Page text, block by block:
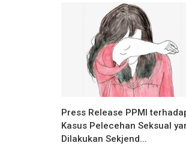
Press Release PPMI
Kasus Pelecehan Seksual
Dilakukan Sekjend...